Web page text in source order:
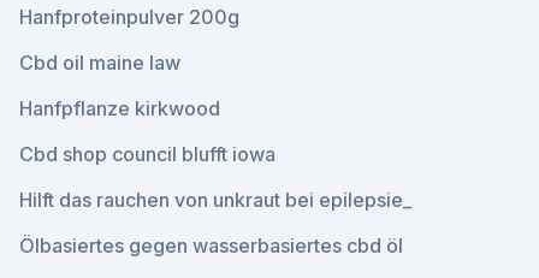
Hanfproteinpulver 200g
Cbd oil maine law
Hanfpflanze kirkwood
Cbd shop council blufft iowa
Hilft das rauchen von unkraut bei epilepsie_
Ölbasiertes gegen wasserbasiertes cbd öl